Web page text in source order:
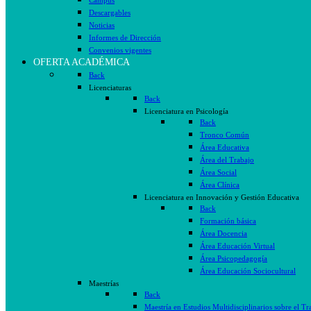
Descargables
Noticias
Informes de Dirección
Convenios vigentes
OFERTA ACADÉMICA
Back
Licenciaturas
Back
Licenciatura en Psicología
Back
Tronco Común
Área Educativa
Área del Trabajo
Área Social
Área Clínica
Licenciatura en Innovación y Gestión Educativa
Back
Formación básica
Área Docencia
Área Educación Virtual
Área Psicopedagogía
Área Educación Sociocultural
Maestrías
Back
Maestría en Estudios Multidisciplinarios sobre el